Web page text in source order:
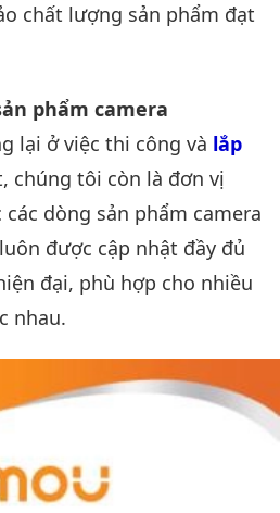
chất lượng sản phẩm đạt
phẩm camera
lại ở việc thi công và lắp
chúng tôi còn là đơn vị
dòng sản phẩm camera
được cập nhật đầy đủ
đại, phù hợp cho nhiều
nhau.